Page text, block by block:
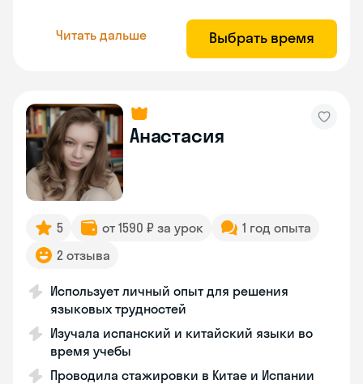
Читать дальше Выбрать время
Анастасия
5 от 1590 ₽ за урок
1 год опыта
2 отзыва
Использует личный опыт для решения
языковых трудностей
Изучала испанский и китайский языки во
время учебы
Проводила стажировки в Китае и Испании